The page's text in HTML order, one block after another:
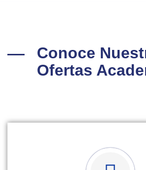
Conoce
Ofertas